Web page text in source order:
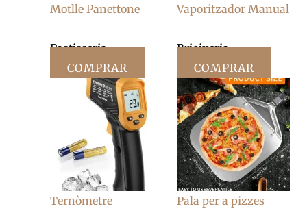
Motlle Panettone
Pastisseria
COMPRAR
Vaporitzador Manual
Brioixeria
COMPRAR
Ternòmetre
Pala per a pizzes